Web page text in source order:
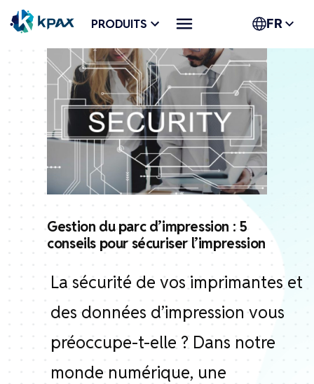
Aller
contenu
PRODUITS FR
Gestion du parc d’impression : 5
conseils pour sécuriser l’impression
La sécurité de vos imprimantes et
des données d’impression vous
préoccupe-t-elle ? Dans notre
monde numérique, une